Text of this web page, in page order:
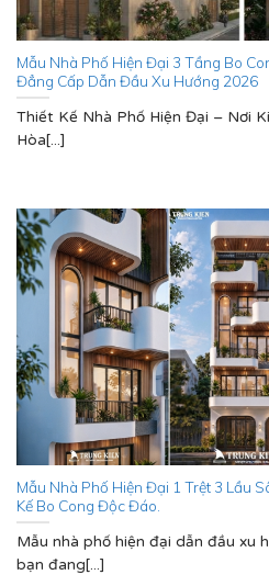
Mẫu Nhà Phố Hiện Đại 3 Tầng Bo
Đẳng Cấp Dẫn Đầu Xu Hướng 2026
Thiết Kế Nhà Phố Hiện Đại – Nơi
Hòa[...]
Mẫu Nhà Phố Hiện Đại 1 Trệt 3 Lầu
Kế Bo Cong Độc Đáo.
Mẫu nhà phố hiện đại dẫn đầu xu
bạn đang[...]